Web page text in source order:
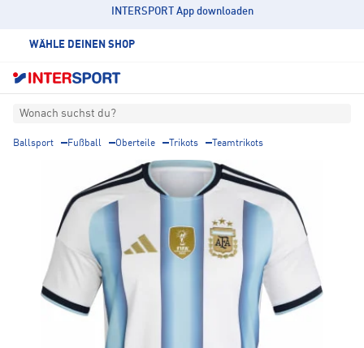
INTERSPORT App downloaden
WÄHLE DEINEN SHOP
Wonach suchst du?
Ballsport Fußball Oberteile Trikots Teamtrikots